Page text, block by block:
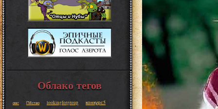
Облако тегов
омг ГМство lookingforgroup конкурс5